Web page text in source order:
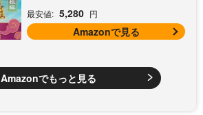
最安値: 5,280 円
Amazonで見る
Amazonでもっと見る